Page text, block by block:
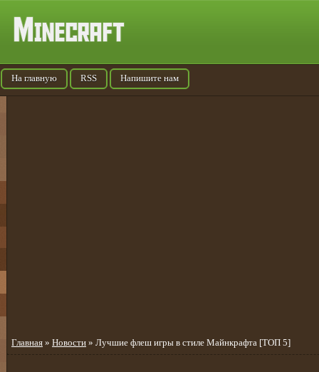
На главную RSS Напишите нам
Главная » Новости » Лучшие флеш игры в стиле Майнкрафта [ТОП 5]